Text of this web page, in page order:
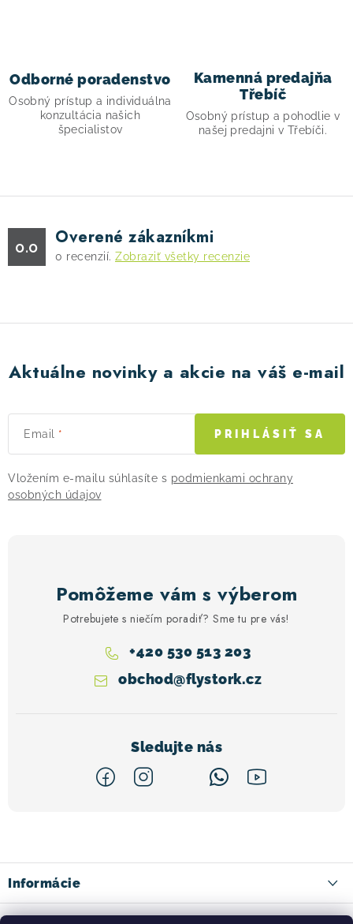
Odborné poradenstvo
Osobný prístup a individuálna
konzultácia našich
špecialistov
Kamenná predajňa
Třebíč
Osobný prístup a pohodlie v
našej predajni v Třebíči.
0.0 Overené zákazníkmi
0 recenzií. Zobraziť všetky recenzie
Aktuálne novinky a akcie na váš e-mail
Email
Vložením e-mailu súhlasíte s podmienkami ochrany
osobných údajov
PRIHLÁSIŤ SA
Pomôžeme vám s výberom
Potrebujete s niečím poradiť? Sme tu pre vás!
obchod@flystork.cz
+420 530 513 203
p
ä
t
Informácie
Kontakty